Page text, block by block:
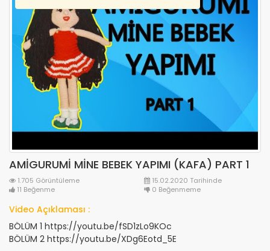
AMİGURUMİ MİNE BEBEK YAPIMI (KAFA) PART 1
1.705 Görüntüleme
15.02.2020 Tarihinde
11 Beğenme
0 Beğenmeme
Video Açıklaması :
BÖLÜM 1 https://youtu.be/fSD1zLo9KOc
BÖLÜM 2 https://youtu.be/XDg6Eotd_5E